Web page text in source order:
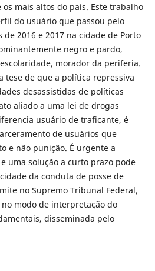
mais altos do país. Este trabalho
do usuário que passou pelo
2016 e 2017 na cidade de Porto
negro e pardo,
morador da periferia.
tese de que a política repressiva
desassistidas de políticas
aliado a uma lei de drogas
usuário de traficante, é
de usuários que
e não punição. É urgente a
uma solução a curto prazo pode
da conduta de posse de
no Supremo Tribunal Federal,
modo de interpretação do
disseminada pelo